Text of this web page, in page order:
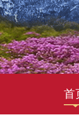
首